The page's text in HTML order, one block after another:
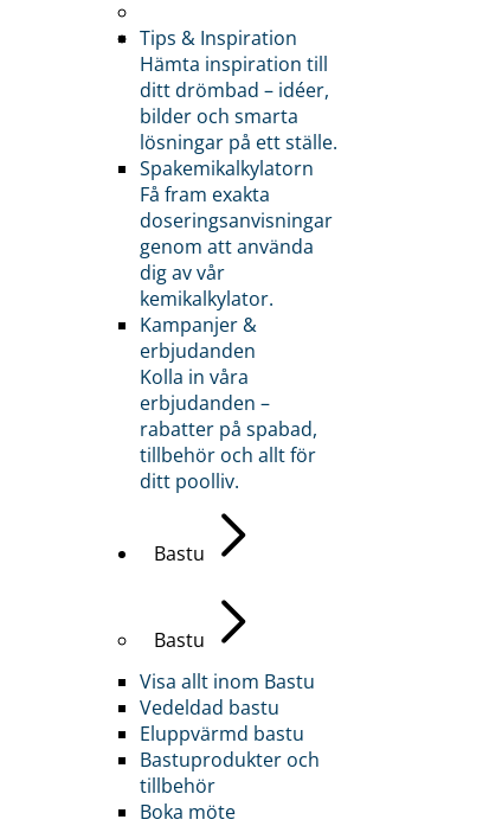
Tips & Inspiration
Hämta inspiration till
ditt drömbad – idéer,
bilder och smarta
lösningar på ett ställe.
Spakemikalkylatorn
Få fram exakta
doseringsanvisningar
genom att använda
dig av vår
kemikalkylator.
Kampanjer &
erbjudanden
Kolla in våra
erbjudanden –
rabatter på spabad,
tillbehör och allt för
ditt poolliv.
Bastu
Bastu
Visa allt inom Bastu
Vedeldad bastu
Eluppvärmd bastu
Bastuprodukter och
tillbehör
Boka möte